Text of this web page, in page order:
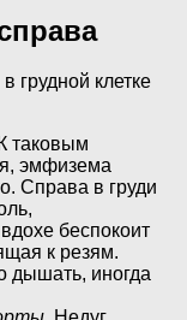
грудной клетке
таковым
эмфизема
Справа в груди
беспокоит
к резям.
дышать, иногда